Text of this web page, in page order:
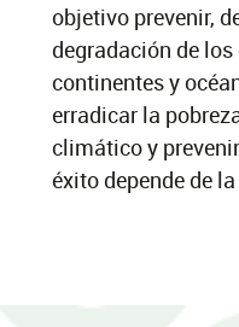
objetivo prevenir,
degradación de
continentes y
erradicar la
climático y
éxito depende de